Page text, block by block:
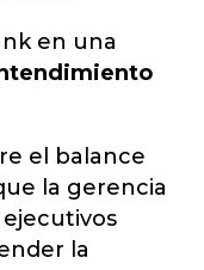
en una
el balance
la gerencia
ejecutivos
la